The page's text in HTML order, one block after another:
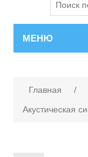
МЕНЮ
Главная /
Акустическая